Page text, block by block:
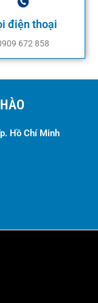
điện thoại
672 858
Hồ Chí Minh